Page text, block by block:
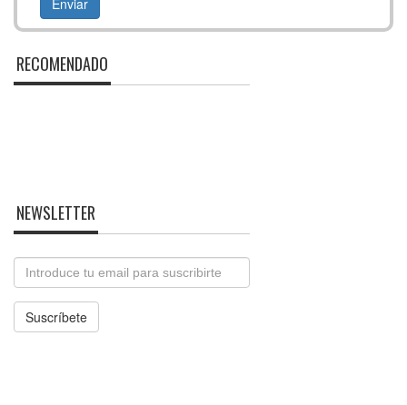
RECOMENDADO
NEWSLETTER
Email
Suscríbete